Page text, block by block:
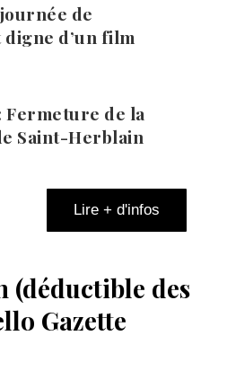
de
d’un film
Fermeture de la
Saint-Herblain
Lire + d'infos
(déductible des
Gazette